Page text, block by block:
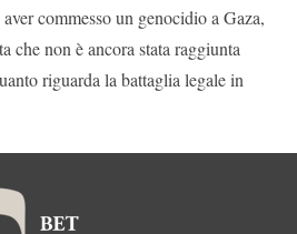
commesso un genocidio a Gaza,
che non è ancora stata raggiunta
riguarda la battaglia legale in